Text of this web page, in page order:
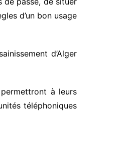
d’un bon usage
d’Alger
à leurs
téléphoniques